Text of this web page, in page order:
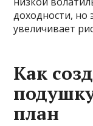
доходности, но
увеличивает
Как
план